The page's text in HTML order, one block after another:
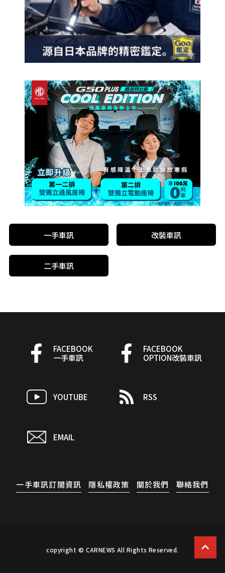
一手車訊 改裝車訊
二手車訊
FACEBOOK
一手車訊
FACEBOOK
OPTION改裝車訊
YOUTUBE RSS
EMAIL
一手車訊訂閱資訊 隱私權政策 關於我們 聯絡我們
copyright © CARNEWS All Rights Reserved.